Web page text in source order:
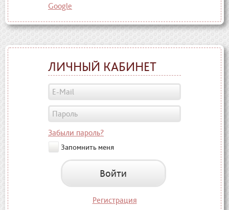
Google
ЛИЧНЫЙ КАБИНЕТ
Забыли пароль?
Запомнить меня
Войти
Регистрация